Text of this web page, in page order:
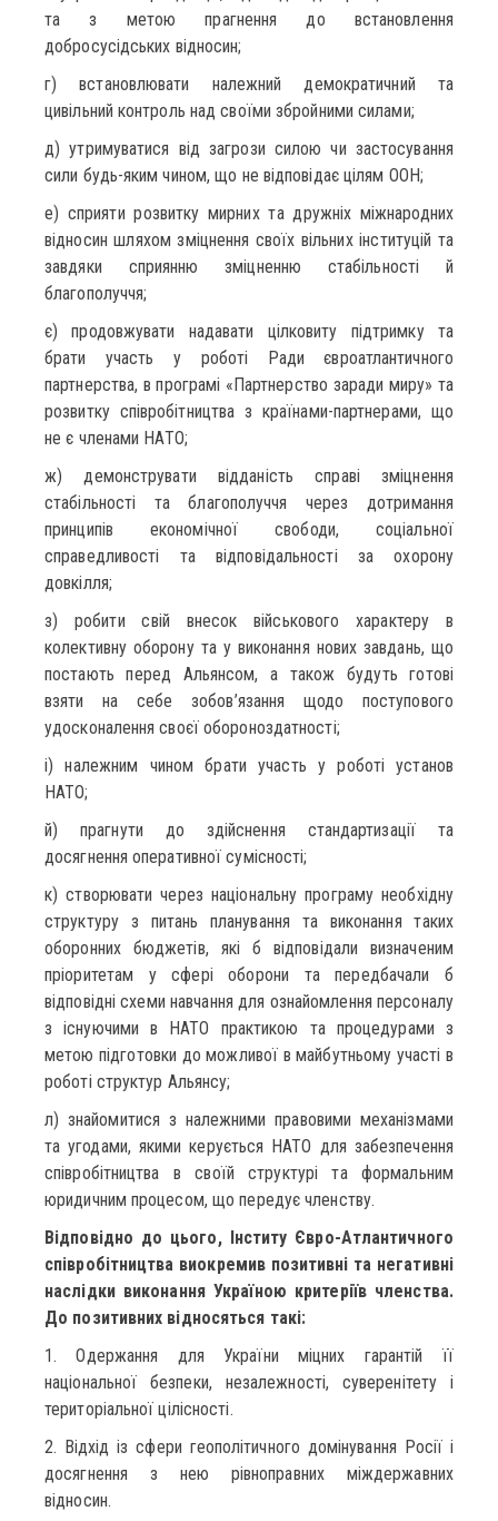
та з метою прагнення до встановлення
добросусідських відносин;
г) встановлювати належний демократичний та
цивільний контроль над своїми збройними силами;
д) утримуватися від загрози силою чи застосування
сили будь-яким чином, що не відповідає цілям ООН;
е) сприяти розвитку мирних та дружніх міжнародних
відносин шляхом зміцнення своїх вільних інституцій та
завдяки сприянню зміцненню стабільності й
благополуччя;
є) продовжувати надавати цілковиту підтримку та
брати участь у роботі Ради євроатлантичного
партнерства, в програмі «Партнерство заради миру» та
розвитку співробітництва з країнами-партнерами, що
не є членами НАТО;
ж) демонструвати відданість справі зміцнення
стабільності та благополуччя через дотримання
принципів економічної свободи, соціальної
справедливості та відповідальності за охорону
довкілля;
з) робити свій внесок військового характеру в
колективну оборону та у виконання нових завдань, що
постають перед Альянсом, а також будуть готові
взяти на себе зобов’язання щодо поступового
удосконалення своєї обороноздатності;
і) належним чином брати участь у роботі установ
НАТО;
й) прагнути до здійснення стандартизації та
досягнення оперативної сумісності;
к) створювати через національну програму необхідну
структуру з питань планування та виконання таких
оборонних бюджетів, які б відповідали визначеним
пріоритетам у сфері оборони та передбачали б
відповідні схеми навчання для ознайомлення персоналу
з існуючими в НАТО практикою та процедурами з
метою підготовки до можливої в майбутньому участі в
роботі структур Альянсу;
л) знайомитися з належними правовими механізмами
та угодами, якими керується НАТО для забезпечення
співробітництва в своїй структурі та формальним
юридичним процесом, що передує членству.
Відповідно до цього, Інститу Євро-Атлантичного
співробітництва виокремив позитивні та негативні
наслідки виконання Україною критеріїв членства.
До позитивних відносяться такі:
1. Одержання для України міцних гарантій її
національної безпеки, незалежності, суверенітету і
територіальної цілісності.
2. Відхід із сфери геополітичного домінування Росії і
досягнення з нею рівноправних міждержавних
відносин.